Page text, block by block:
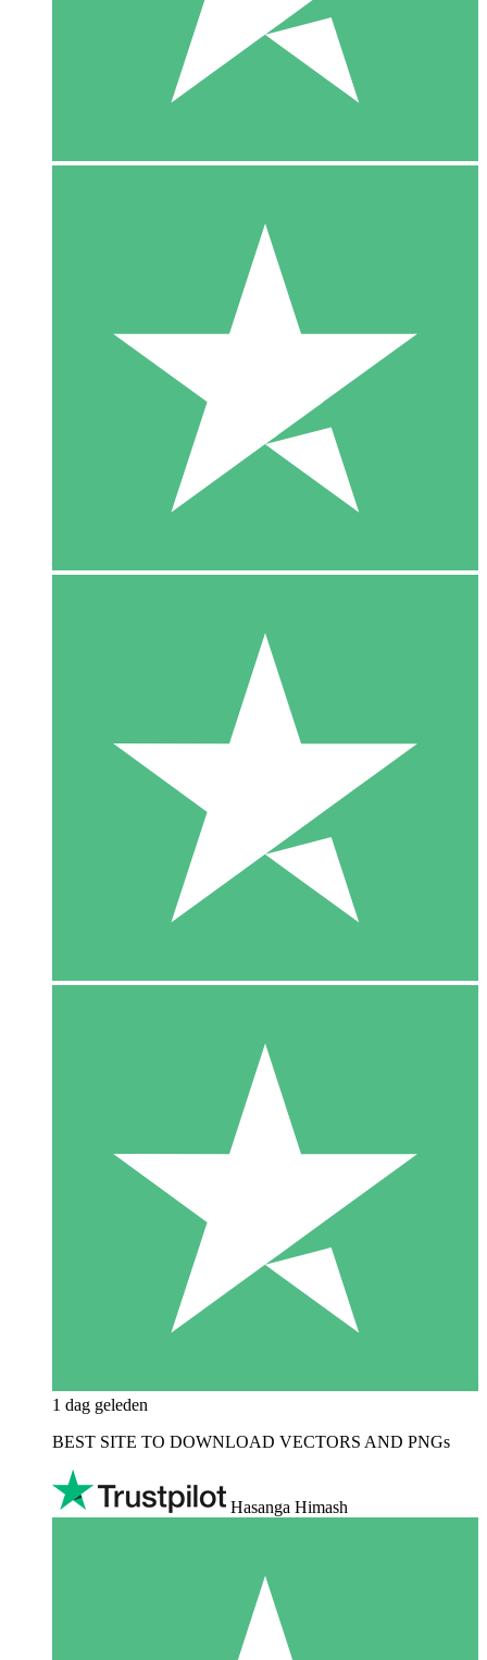
1 dag geleden
BEST SITE TO DOWNLOAD VECTORS AND PNGs
Hasanga Himash